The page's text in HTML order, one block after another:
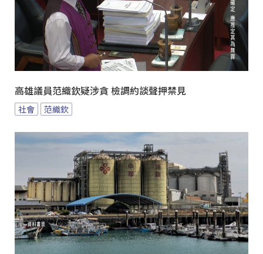
高雄議員范織欽疑涉貪 檢調約談聲押禁見
社會 范織欽